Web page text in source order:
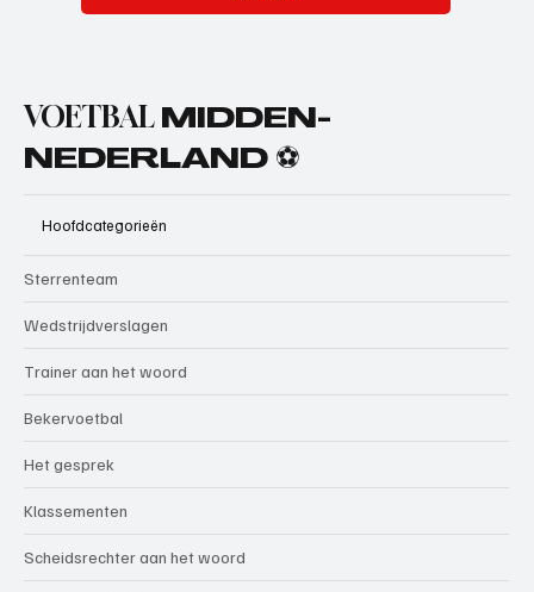
VOETBAL MIDDEN-
NEDERLAND ⚽
Hoofdcategorieën
Sterrenteam
Wedstrijdverslagen
Trainer aan het woord
Bekervoetbal
Het gesprek
Klassementen
Scheidsrechter aan het woord